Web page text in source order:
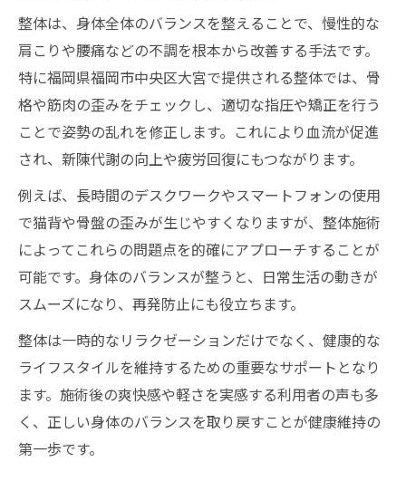
整体と指圧で睡眠の質も向上する理由
整体と指圧の違いを知れば納得の効果
整体と指圧の施術法をわかりやすく解説
目的別に選ぶ整体と指圧の効果的活用法
整体と指圧それぞれの得意分野とは
整体と指圧の違いがもたらす体感の差
整体経験者が語る指圧との違いと実感
慢性の肩こり改善は整体で実感
整体による肩こり根本改善へのアプローチ
慢性的な肩こりに整体が効くメカニズム
整体施術で肩周りが軽くなる理由とは
肩こり改善後の爽快感を実感できる整体
整体で肩こりが再発しにくくなる秘訣
福岡市大宮で安心して受ける整体体験
整体は、身体全体のバランスを整えることで、慢性的な
肩こりや腰痛などの不調を根本から改善する手法です。
特に福岡県福岡市中央区大宮で提供される整体では、骨
格や筋肉の歪みをチェックし、適切な指圧や矯正を行う
ことで姿勢の乱れを修正します。これにより血流が促進
され、新陳代謝の向上や疲労回復にもつながります。
例えば、長時間のデスクワークやスマートフォンの使用
で猫背や骨盤の歪みが生じやすくなりますが、整体施術
によってこれらの問題点を的確にアプローチすることが
可能です。身体のバランスが整うと、日常生活の動きが
スムーズになり、再発防止にも役立ちます。
整体は一時的なリラクゼーションだけでなく、健康的な
ライフスタイルを維持するための重要なサポートとなり
ます。施術後の爽快感や軽さを実感する利用者の声も多
く、正しい身体のバランスを取り戻すことが健康維持の
第一歩です。